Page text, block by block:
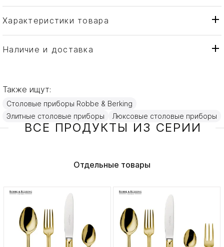
Характеристики товара
Бренд
Robbe & Berking
Страна производителя
Наличие и доставка
Также ищут:
Столовые приборы Robbe & Berking
Элитные столовые приборы
Люксовые столовые приборы
ВСЕ ПРОДУКТЫ ИЗ СЕРИИ
Отдельные товары